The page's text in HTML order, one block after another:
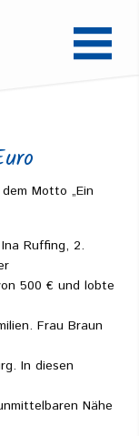
Motto „Ein
Ruffing, 2.
500 € und lobte
Frau Braun
In diesen
Nähe